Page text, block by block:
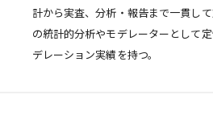
計から実査、分析・報告まで一貫し
の統計的分析やモデレーターとして
デレーション実績を持つ。